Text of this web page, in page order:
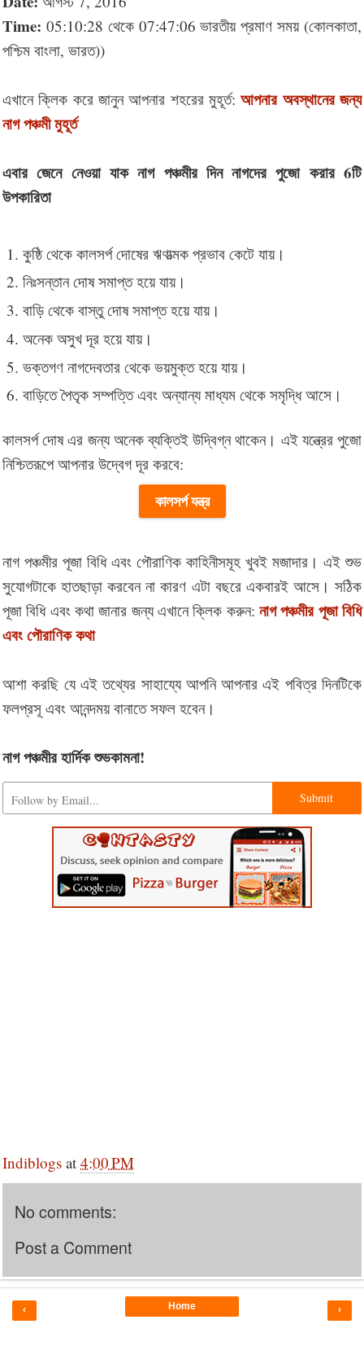
Time: 05:10:28 থেকে 07:47:06 ভারতীয় প্রমাণ সময় (কোলকাতা,
পশ্চিম বাংলা, ভারত))
এখানে ক্লিক করে জানুন আপনার শহরের মুহূর্ত: আপনার অবস্থানের জন্য
নাগ পঞ্চমী মুহূর্ত
এবার জেনে নেওয়া যাক নাগ পঞ্চমীর দিন নাগদের পুজো করার 6টি
উপকারিতা
কুষ্ঠি থেকে কালসর্প দোষের ঋণাত্মক প্রভাব কেটে যায়।
নিঃসন্তান দোষ সমাপ্ত হয়ে যায়।
বাড়ি থেকে বাস্তু দোষ সমাপ্ত হয়ে যায়।
অনেক অসুখ দূর হয়ে যায়।
ভক্তগণ নাগদেবতার থেকে ভয়মুক্ত হয়ে যায়।
বাড়িতে পৈতৃক সম্পত্তি এবং অন্যান্য মাধ্যম থেকে সমৃদ্ধি আসে।
কালসর্প দোষ এর জন্য অনেক ব্যক্তিই উদ্বিগ্ন থাকেন। এই যন্ত্রের পুজো
নিশ্চিতরূপে আপনার উদ্বেগ দূর করবে:
কালসর্প যন্ত্র
নাগ পঞ্চমীর পূজা বিধি এবং পৌরাণিক কাহিনীসমূহ খুবই মজাদার। এই শুভ
সুযোগটাকে হাতছাড়া করবেন না কারণ এটা বছরে একবারই আসে। সঠিক
পূজা বিধি এবং কথা জানার জন্য এখানে ক্লিক করুন: নাগ পঞ্চমীর পূজা বিধি
এবং পৌরাণিক কথা
আশা করছি যে এই তথ্যের সাহায্যে আপনি আপনার এই পবিত্র দিনটিকে
ফলপ্রসূ এবং আনন্দময় বানাতে সফল হবেন।
নাগ পঞ্চমীর হার্দিক শুভকামনা!
Indiblogs at 4:00 PM
No comments:
Post a Comment
‹ ›
Home